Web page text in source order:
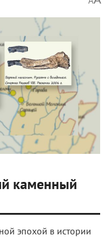
каменный
эпохой в истории